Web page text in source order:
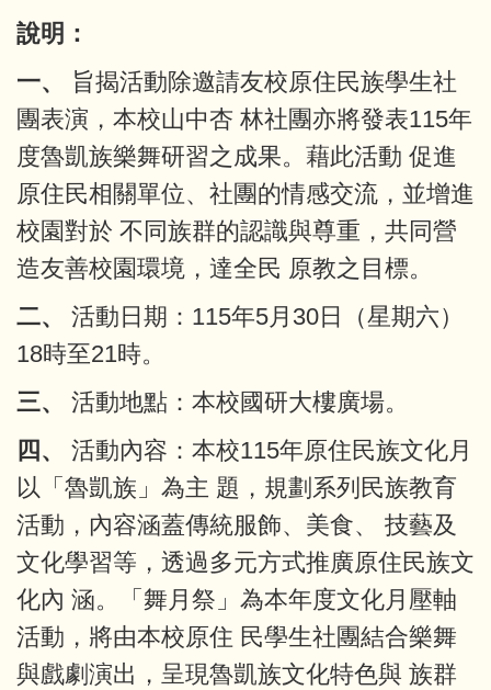
說明：
一、
旨揭活動除邀請友校原住民族學生社
團表演，本校山中杏 林社團亦將發表115年
度魯凱族樂舞研習之成果。藉此活動 促進
原住民相關單位、社團的情感交流，並增進
校園對於 不同族群的認識與尊重，共同營
造友善校園環境，達全民 原教之目標。
二、
活動日期：115年5月30日（星期六）
18時至21時。
三、 活動地點：本校國研大樓廣場。
四、
活動內容：本校115年原住民族文化月
以「魯凱族」為主 題，規劃系列民族教育
活動，內容涵蓋傳統服飾、美食、 技藝及
文化學習等，透過多元方式推廣原住民族文
化內 涵。「舞月祭」為本年度文化月壓軸
活動，將由本校原住 民學生社團結合樂舞
與戲劇演出，呈現魯凱族文化特色與 族群